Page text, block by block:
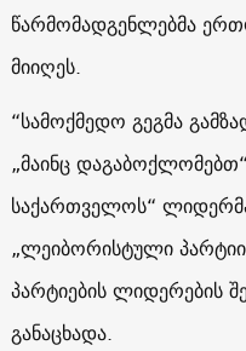
წარმომადგენლებმა
მიიღეს.
“სამოქმედო გეგმა
„მაინც
საქართველოს“
„ლეიბორისტული
პარტიების ლიდერების
განაცხადა.